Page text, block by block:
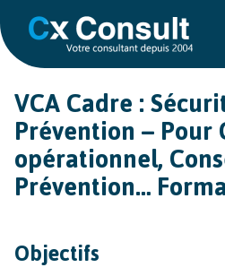
VCA Cadre :
Prévention – Pour
opérationnel,
Prévention…
Objectifs